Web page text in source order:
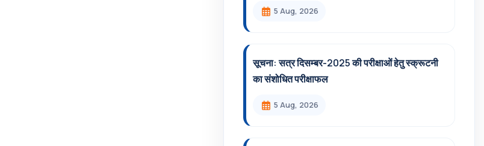
5 Aug, 2026
सूचना: सत्र दिसम्‍बर-2025 की परीक्षाओं हेतु स्क्रूटनी
का संशोधित परीक्षाफल
5 Aug, 2026